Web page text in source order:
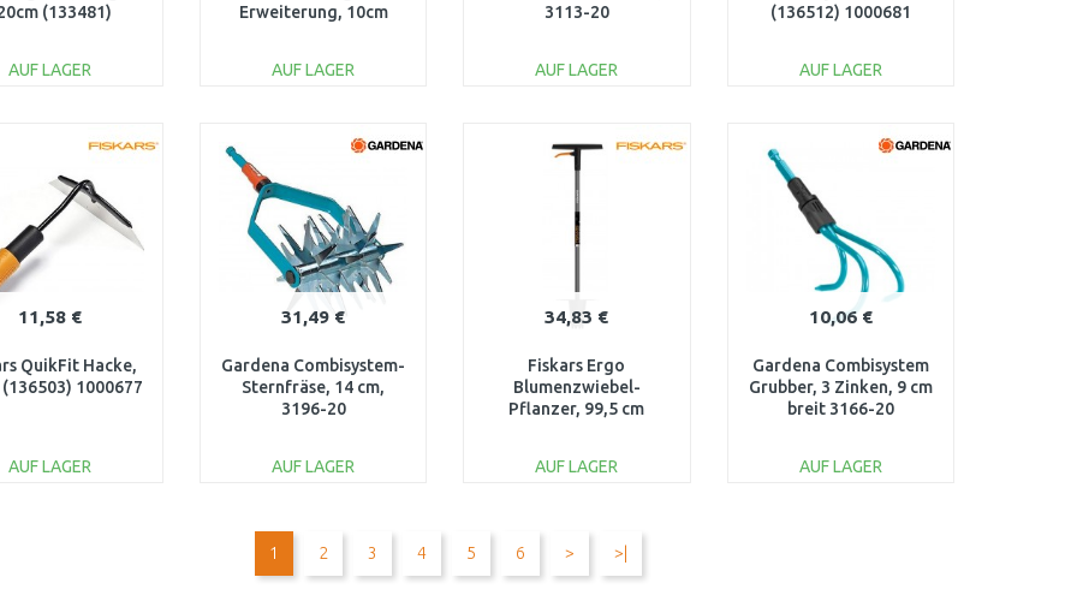
(133481)
AUF LAGER
Erweiterung, 10cm
AUF LAGER
3113-20
AUF LAGER
Vergleichen
(136512) 1000681
AUF LAGER
11,58 €
QuikFit Hacke,
(136503) 1000677
AUF LAGER
31,49 €
Gardena Combisystem-
Sternfräse, 14 cm,
3196-20
AUF LAGER
34,83 €
Fiskars Ergo
Blumenzwiebel-
Pflanzer, 99,5 cm
AUF LAGER
Vergleichen
10,06 €
Gardena Combisystem
Grubber, 3 Zinken, 9 cm
breit 3166-20
AUF LAGER
1 2 3 4 5 6 > >|